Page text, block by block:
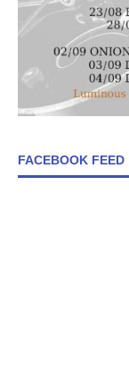
FACEBOOK FEED